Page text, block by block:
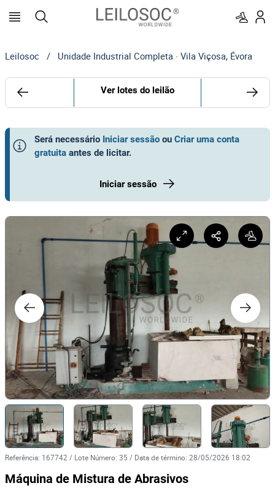
Leilosoc / Unidade Industrial Completa · Vila Viçosa, Évora
Ver lotes do leilão
Será necessário Iniciar sessão ou Criar uma conta
gratuita antes de licitar.
Iniciar sessão
Referência: 167742 / Lote Número: 35 / Data de término: 28/05/2026 18:02
Máquina de Mistura de Abrasivos